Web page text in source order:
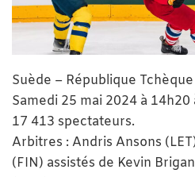
Suède – République
Samedi 25 mai 2024 à 14h20
17 413 spectateurs.
Arbitres : Andris Ansons
(FIN) assistés de Kevin